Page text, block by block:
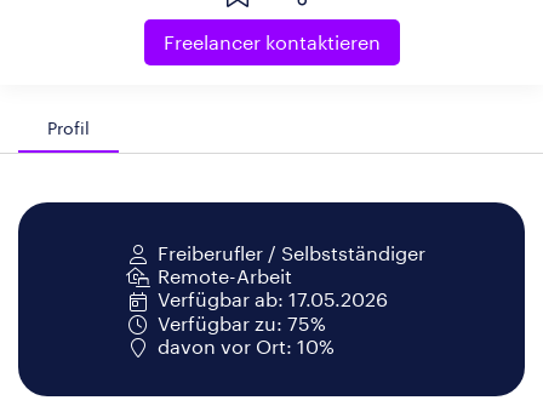
Freelancer kontaktieren
Profil
Freiberufler / Selbstständiger
Remote-Arbeit
Verfügbar ab: 17.05.2026
Verfügbar zu: 75%
davon vor Ort: 10%